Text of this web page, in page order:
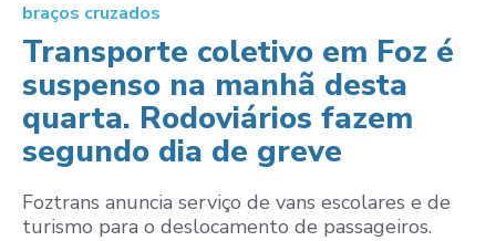
braços cruzados
Transporte coletivo em Foz é
suspenso na manhã desta
quarta. Rodoviários fazem
segundo dia de greve
Foztrans anuncia serviço de vans escolares e de
turismo para o deslocamento de passageiros.